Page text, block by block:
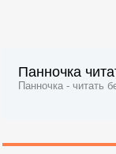
Панночка
Панночка - читать